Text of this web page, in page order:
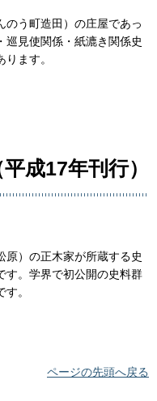
のう町造田）の庄屋であっ
巡見使関係・紙漉き関係史
ます。
成17年刊行）
原）の正木家が所蔵する史
す。学界で初公開の史料群
。
ページの先頭へ戻る